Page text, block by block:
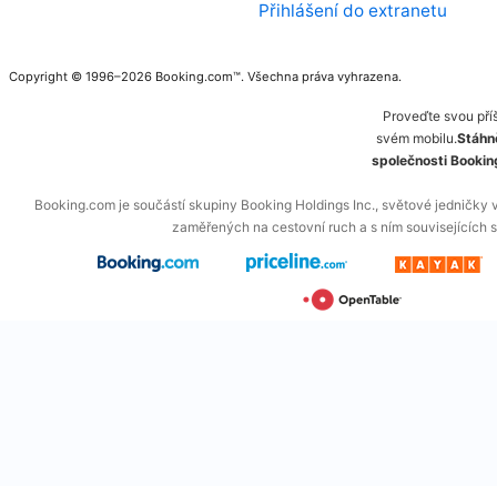
Přihlášení do extranetu
Copyright © 1996–2026 Booking.com™. Všechna práva vyhrazena.
Proveďte svou
svém mobilu.
společnosti
Booking.com je součástí skupiny Booking Holdings Inc., světové
zaměřených na cestovní ruch a s ním souvisejících